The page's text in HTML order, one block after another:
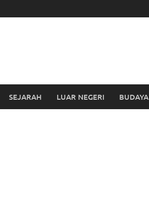
SEJARAH LUAR NEGERI BUDAYA